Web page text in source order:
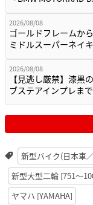
2026/08/08
ゴールドフレームか
ミドルスーパーネイ
2026/08/08
【見逃し厳禁】漆黒
ブステアインプレま
新型バイク(日本車
新型大型二輪 [751〜
ヤマハ [YAMAHA]